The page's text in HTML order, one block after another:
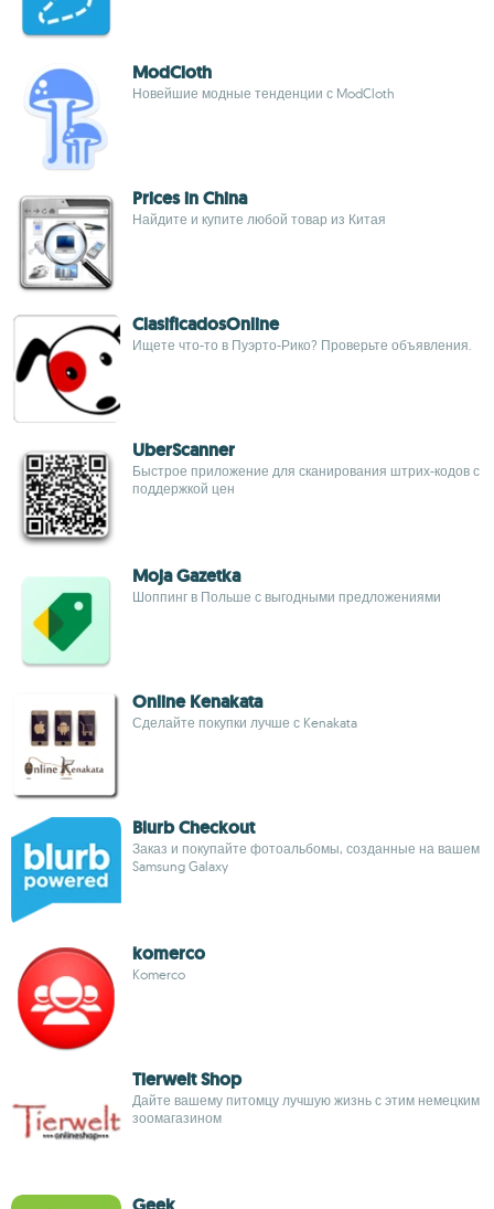
ModCloth
Новейшие модные тенденции с ModCloth
Prices in China
Найдите и купите любой товар из Китая
ClasificadosOnline
Ищете что-то в Пуэрто-Рико? Проверьте объявления.
UberScanner
Быстрое приложение для сканирования штрих-кодов с
поддержкой цен
Moja Gazetka
Шоппинг в Польше с выгодными предложениями
Online Kenakata
Сделайте покупки лучше с Kenakata
Blurb Checkout
Заказ и покупайте фотоальбомы, созданные на вашем
Samsung Galaxy
komerco
Komerco
Tierwelt Shop
Дайте вашему питомцу лучшую жизнь с этим немецким
зоомагазином